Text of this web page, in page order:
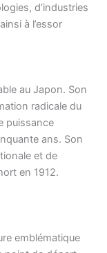
d’industries
à l’essor
au Japon. Son
radicale du
puissance
ans. Son
et de
en 1912.
emblématique